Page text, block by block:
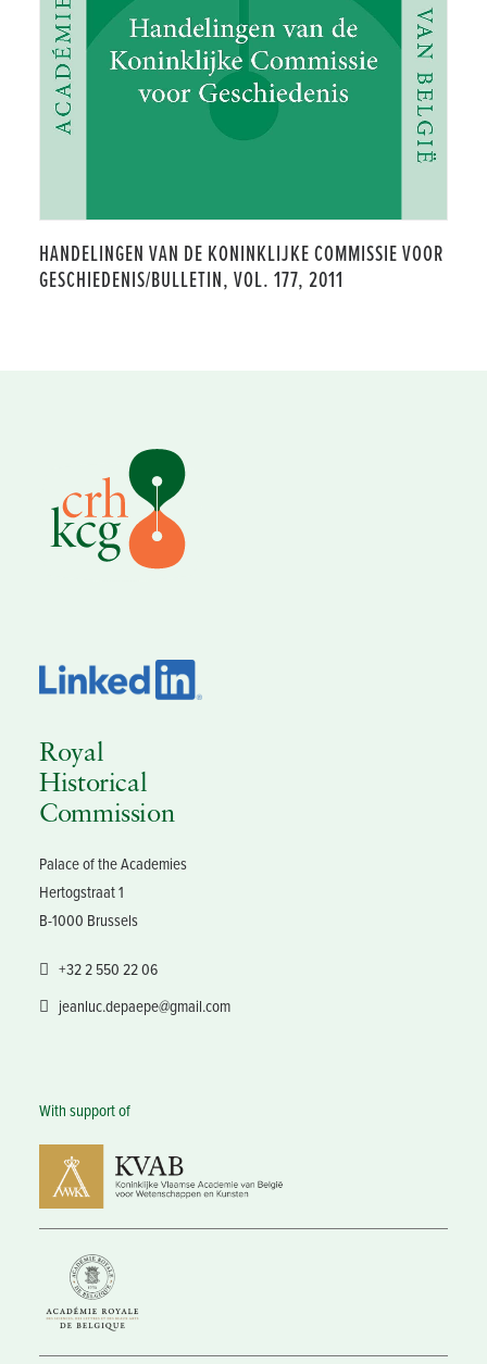
HANDELINGEN VAN DE KONINKLIJKE COMMISSIE VOOR
GESCHIEDENIS/BULLETIN, VOL. 177, 2011
Royal
Historical
Commission
Palace of the Academies
Hertogstraat 1
B-1000 Brussels
+32 2 550 22 06
jeanluc.depaepe@gmail.com
With support of